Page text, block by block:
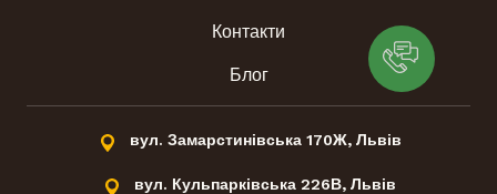
Контакти
Блог
вул. Замарстинівська 170Ж, Львів
вул. Кульпарківська 226В, Львів